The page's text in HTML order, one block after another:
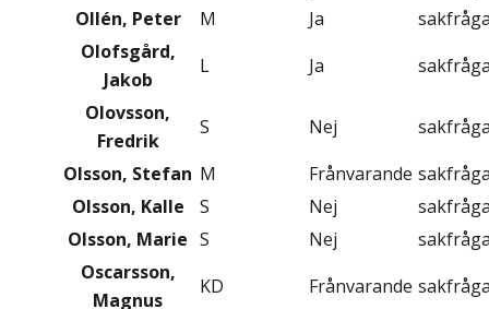
Ollén, Peter
M Ja
Olofsgård,
Jakob
L Ja
Olovsson,
Fredrik
S Nej
Olsson, Stefan M Frånvarande
Olsson, Kalle
S Nej
Olsson, Marie S Nej
Oscarsson,
Magnus
KD Frånvarande